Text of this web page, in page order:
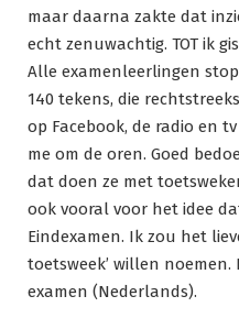
maar daarna zakte dat
echt zenuwachtig. TOT ik
Alle examenleerlingen
140 tekens, die
op Facebook, de radio en
me om de oren. Goed
dat doen ze met
ook vooral voor het idee
Eindexamen. Ik zou het
toetsweek’ willen
examen (Nederlands).